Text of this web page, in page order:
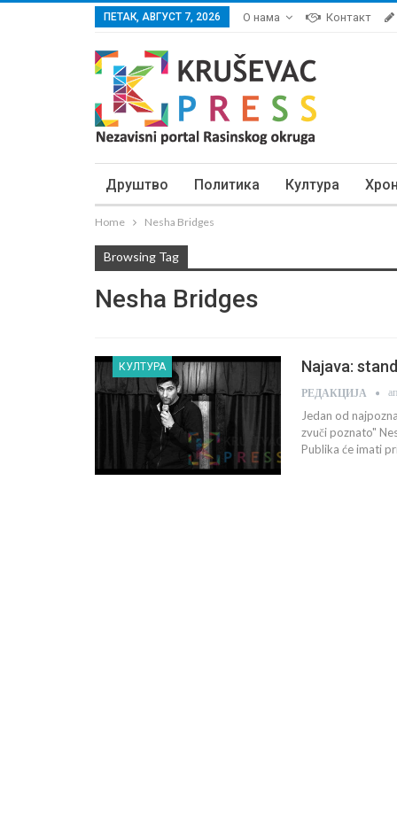
ПЕТАК, АВГУСТ 7, 2026 О нама Контакт
Друштво Политика Култура
Home Nesha Bridges
Browsing Tag
Nesha Bridges
КУЛТУРА Najava:
РЕДАКЦИЈА
Jedan od
zvuči poznato"
Publika će imati